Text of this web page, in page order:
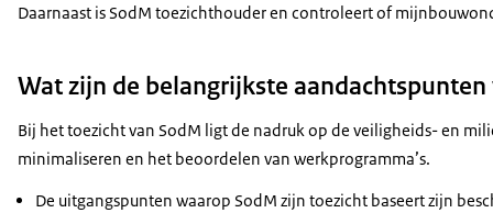
Daarnaast is SodM toezichthouder en controleert of
Wat zijn de belangrijkste aandachtspunten
Bij het toezicht van SodM ligt de nadruk op de veiligheids- en
minimaliseren en het beoordelen van werkprogramma’s.
De uitgangspunten waarop SodM zijn toezicht baseert zijn